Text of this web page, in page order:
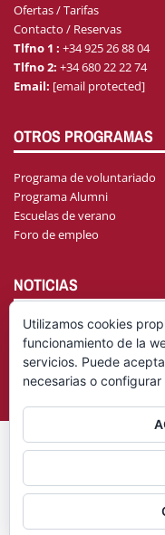
Ofertas / Tarifas
Contacto / Reservas
Tlfno 1 : +34 925 26 88 04
Tlfno 2: +34 680 22 22 74
Email: [email protected]
OTROS PROGRAMAS
Programa de voluntariado
Programa Alumni
Escuelas de verano
Foro de empleo
NOTICIAS
AGENDA
© Fundación General
Política de
Utilizamos cookies
funcionamiento de la
servicios. Puede
necesarias o